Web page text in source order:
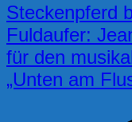
Steckenpferd
Fuldaufer:
für den
„Unten am